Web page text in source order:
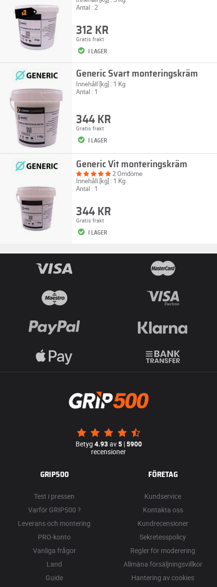
Antal : 2
312 KR
Gratis frakt
I LAGER
Generic Svart monteringskräm
Innehåll [kg] : 1 Kg
Antal : 1
344 KR
Gratis frakt
I LAGER
Generic Vit monteringskräm
2 Omdöme
Innehåll [kg] : 1 Kg
Antal : 1
344 KR
Gratis frakt
I LAGER
Betyg 4.93av5|5900
recensioner
GRIP500
Test i pressen
Varför GRIP500 ?
Leverans och montering
PRO-konto
Vanliga frågor
Land
Guide
FÖRETAG
Kundservice
Kontakta oss
Kundrecensioner
Sekretesspolicy
Regler för moderering
Allmäna försäljningsvillkor
Hantering av cookies